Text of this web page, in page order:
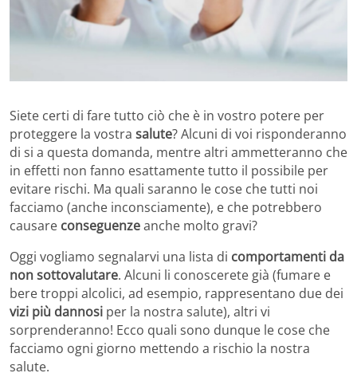
Siete certi di fare tutto ciò che è in vostro potere per
proteggere la vostra salute? Alcuni di voi risponderanno
di si a questa domanda, mentre altri ammetteranno che
in effetti non fanno esattamente tutto il possibile per
evitare rischi. Ma quali saranno le cose che tutti noi
facciamo (anche inconsciamente), e che potrebbero
causare conseguenzeanche molto gravi?
Oggi vogliamo segnalarvi una lista di comportamenti da
non sottovalutare. Alcuni li conoscerete già (fumare e
bere troppi alcolici, ad esempio, rappresentano due dei
vizi più dannosi per la nostra salute), altri vi
sorprenderanno! Ecco quali sono dunque le cose che
facciamo ogni giorno mettendo a rischio la nostra
salute.